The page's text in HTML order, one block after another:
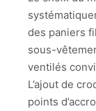
des paniers
sous-
ventilés
L’ajout de
points